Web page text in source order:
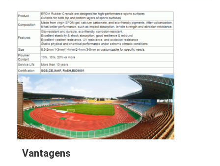
Vantagens